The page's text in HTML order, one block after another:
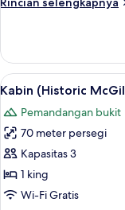
Kabin
Lihat
semua
foto
untuk
Kabin
(Historic
McGill)
6
Kabin (Historic
Pemandangan bukit
70 meter persegi
Kapasitas 3
1 king
Wi-Fi Gratis